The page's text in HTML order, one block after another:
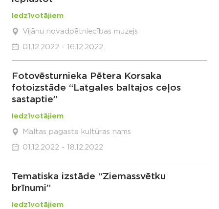
Iedzīvotājiem
Viļānu novadpētniecības muzejs
01.12.2022 - 16.12.2022
Fotovēsturnieka Pētera Korsaka
fotoizstāde “Latgales baltajos ceļos
sastaptie”
Iedzīvotājiem
Maltas pagasta kultūras nams
01.12.2022 - 18.12.2022
Tematiska izstāde “Ziemassvētku
brīnumi”
Iedzīvotājiem